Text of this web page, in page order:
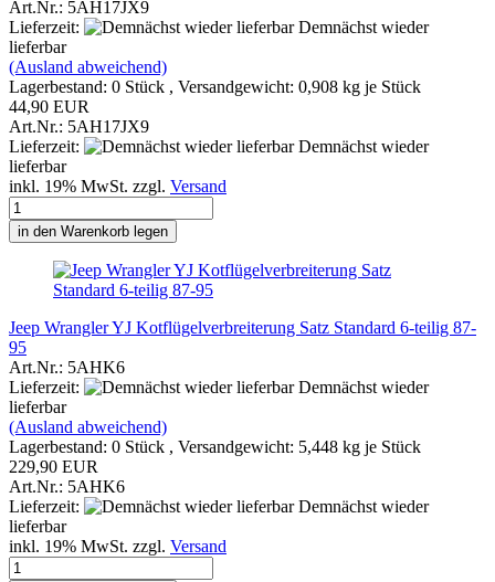
Art.Nr.: 5AH17JX9
Lieferzeit:
Demnächst wieder
lieferbar
(Ausland abweichend)
Lagerbestand: 0 Stück , Versandgewicht: 0,908 kg je Stück
44,90 EUR
Art.Nr.: 5AH17JX9
Lieferzeit:
Demnächst wieder
lieferbar
inkl. 19% MwSt. zzgl. Versand
in den Warenkorb legen
Jeep Wrangler YJ Kotflügelverbreiterung Satz Standard 6-teilig 87-
95
Art.Nr.: 5AHK6
Lieferzeit:
Demnächst wieder
lieferbar
(Ausland abweichend)
Lagerbestand: 0 Stück , Versandgewicht: 5,448 kg je Stück
229,90 EUR
Art.Nr.: 5AHK6
Lieferzeit:
Demnächst wieder
lieferbar
inkl. 19% MwSt. zzgl. Versand